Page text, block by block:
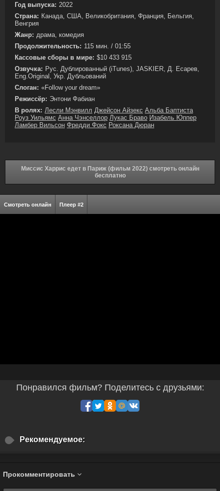
Год выпуска: 2022
Страна: Канада, США, Великобритания, Франция, Бельгия,
Венгрия
Жанр: драма, комедия
Продолжительность: 115 мин. / 01:55
Кассовые сборы в мире: $10 433 915
Озвучка: Рус. Дублированный (iTunes), JASKIER, Д. Есарев,
Eng.Original, Укр. Дубльований
Слоган: «Follow your dream»
Режиссёр: Энтони Фабиан
В ролях: Лесли Мэнвилл Джейсон Айзекс Альба Баптиста
Роуз Уильямс Анна Чэнселлор Лукас Браво Изабель Юппер
Ламбер Вильсон Фредди Фокс Роксана Дюран
Миссис Харрис едет в Париж (фильм 2022) смотреть онлайн
бесплатно
Смотреть онлайн Плеер #2
Понравился фильм? Поделитесь с друзьями:
Рекомендуемое:
Прокомментировать